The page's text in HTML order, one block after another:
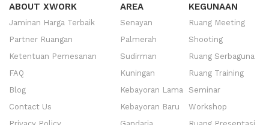
ABOUT XWORK
Jaminan Harga Terbaik
Partner Ruangan
Ketentuan Pemesanan
FAQ
Blog
Contact Us
AREA
Senayan
Palmerah
Sudirman
Kuningan
Kebayoran Lama
Kebayoran Baru
KEGUNAAN
Ruang Meeting
Shooting
Ruang Serbaguna
Ruang Training
Seminar
Workshop